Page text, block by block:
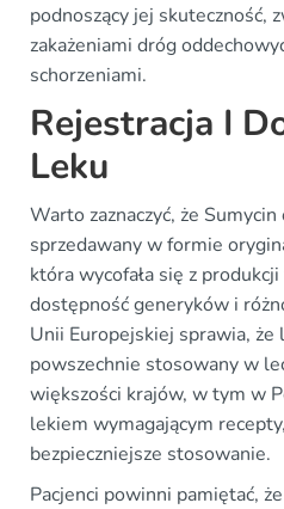
podnoszący jej skuteczność,
zakażeniami dróg
schorzeniami.
Rejestracja I
Leku
Warto zaznaczyć, że
sprzedawany w formie
która wycofała się z
dostępność generyków i
Unii Europejskiej sprawia, że
powszechnie stosowany w
większości krajów, w tym w
lekiem wymagającym
bezpieczniejsze stosowanie.
Pacjenci powinni pamiętać,